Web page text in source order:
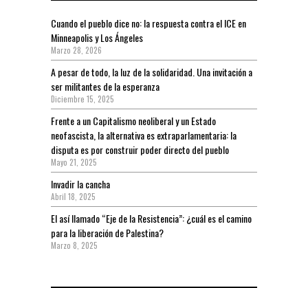
Cuando el pueblo dice no: la respuesta contra el ICE en
Minneapolis y Los Ángeles
Marzo 28, 2026
A pesar de todo, la luz de la solidaridad. Una invitación a
ser militantes de la esperanza
Diciembre 15, 2025
Frente a un Capitalismo neoliberal y un Estado
neofascista, la alternativa es extraparlamentaria: la
disputa es por construir poder directo del pueblo
Mayo 21, 2025
Invadir la cancha
Abril 18, 2025
El así llamado “Eje de la Resistencia”: ¿cuál es el camino
para la liberación de Palestina?
Marzo 8, 2025